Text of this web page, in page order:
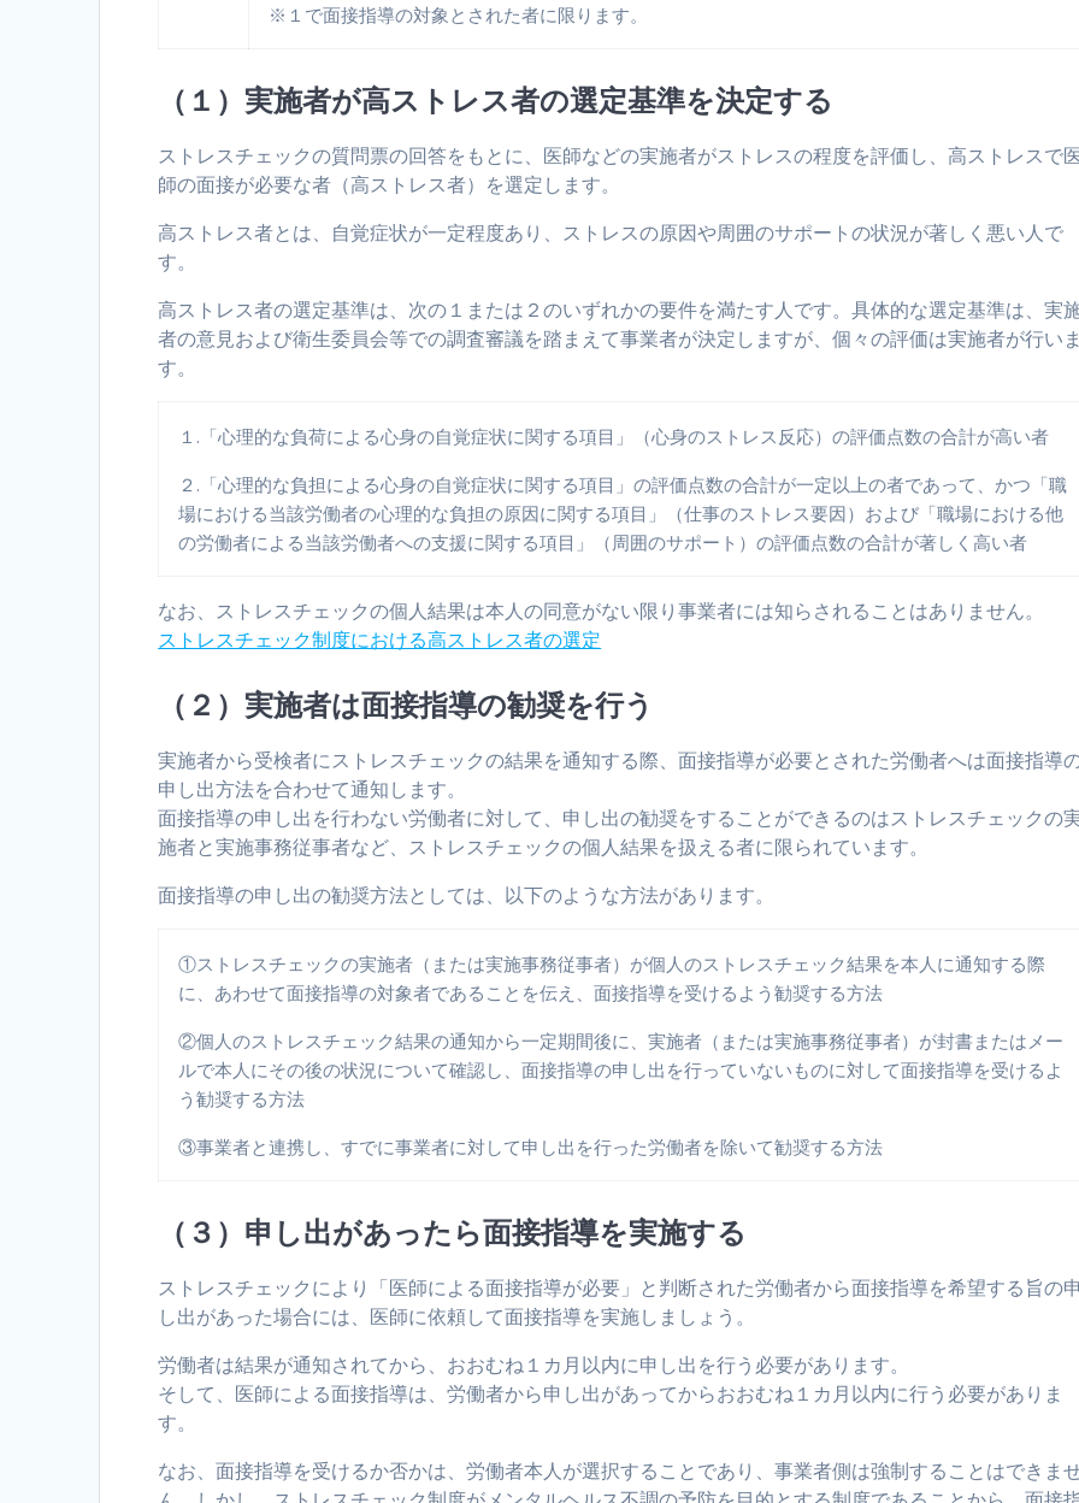
※１で面接指導の対象とされた者に限ります。
（１）実施者が高ストレス者の選定基準を決定する
ストレスチェックの質問票の回答をもとに、医師などの実施者がストレスの程度を評価し、高ストレスで
師の面接が必要な者（高ストレス者）を選定します。
高ストレス者とは、自覚症状が一定程度あり、ストレスの原因や周囲のサポートの状況が著しく悪い人で
す。
高ストレス者の選定基準は、次の１または２のいずれかの要件を満たす人です。具体的な選定基準は、実
者の意見および衛生委員会等での調査審議を踏まえて事業者が決定しますが、個々の評価は実施者が行い
す。
１.「心理的な負荷による心身の自覚症状に関する項目」（心身のストレス反応）の評価点数の合計が高い者
２.「心理的な負担による心身の自覚症状に関する項目」の評価点数の合計が一定以上の者であって、かつ「職
場における当該労働者の心理的な負担の原因に関する項目」（仕事のストレス要因）および「職場における他
の労働者による当該労働者への支援に関する項目」（周囲のサポート）の評価点数の合計が著しく高い者
なお、ストレスチェックの個人結果は本人の同意がない限り事業者には知らされることはありません。
ストレスチェック制度における高ストレス者の選定
（２）実施者は面接指導の勧奨を行う
実施者から受検者にストレスチェックの結果を通知する際、面接指導が必要とされた労働者へは面接指導
申し出方法を合わせて通知します。
面接指導の申し出を行わない労働者に対して、申し出の勧奨をすることができるのはストレスチェックの
施者と実施事務従事者など、ストレスチェックの個人結果を扱える者に限られています。
面接指導の申し出の勧奨方法としては、以下のような方法があります。
①ストレスチェックの実施者（または実施事務従事者）が個人のストレスチェック結果を本人に通知する際
に、あわせて面接指導の対象者であることを伝え、面接指導を受けるよう勧奨する方法
②個人のストレスチェック結果の通知から一定期間後に、実施者（または実施事務従事者）が封書またはメー
ルで本人にその後の状況について確認し、面接指導の申し出を行っていないものに対して面接指導を受けるよ
う勧奨する方法
③事業者と連携し、すでに事業者に対して申し出を行った労働者を除いて勧奨する方法
（３）申し出があったら面接指導を実施する
ストレスチェックにより「医師による面接指導が必要」と判断された労働者から面接指導を希望する旨の
し出があった場合には、医師に依頼して面接指導を実施しましょう。
労働者は結果が通知されてから、おおむね１カ月以内に申し出を行う必要があります。
そして、医師による面接指導は、労働者から申し出があってからおおむね１カ月以内に行う必要がありま
す。
なお、面接指導を受けるか否かは、労働者本人が選択することであり、事業者側は強制することはできま